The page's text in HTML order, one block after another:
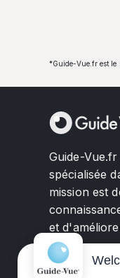
*Guide-Vue.fr est le
Guide-
spécialisée
mission est
et